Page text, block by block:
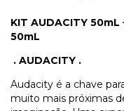
KIT AUDACITY 50mL
50mL
. AUDACITY .
Audacity é a chave
muito mais próximas